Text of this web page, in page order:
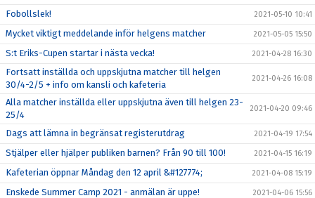
Fobollslek! 2021-05-10 10:41
Mycket viktigt meddelande inför helgens matcher 2021-05-05 15:50
S:t Eriks-Cupen startar i nästa vecka! 2021-04-28 16:30
Fortsatt inställda och uppskjutna matcher till helgen
30/4-2/5 + info om kansli och kafeteria
2021-04-26 16:08
Alla matcher inställda eller uppskjutna även till helgen 23-
25/4
2021-04-20 09:46
Dags att lämna in begränsat registerutdrag 2021-04-19 17:54
Stjälper eller hjälper publiken barnen? Från 90 till 100! 2021-04-15 16:19
Kafeterian öppnar Måndag den 12 april &#127774; 2021-04-08 15:19
Enskede Summer Camp 2021 - anmälan är uppe! 2021-04-06 15:56